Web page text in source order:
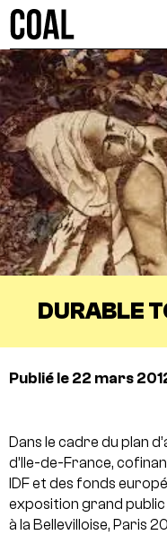
DURABLE
Publié le 22 mars
Dans le cadre du plan
d’Ile-de-France,
IDF et des fonds
exposition grand public
à la Bellevilloise, Paris